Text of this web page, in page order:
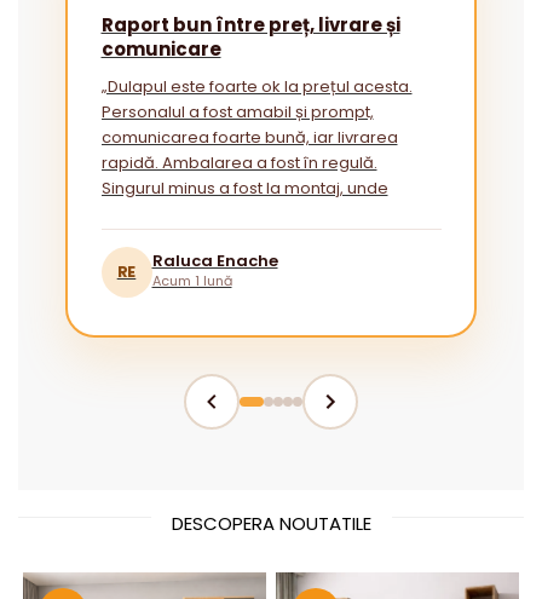
Raport bun între preț, livrare și
comunicare
„Dulapul este foarte ok la prețul acesta.
Personalul a fost amabil și prompt,
comunicarea foarte bună, iar livrarea
rapidă. Ambalarea a fost în regulă.
Singurul minus a fost la montaj, unde
RE
Raluca Enache
Acum 1 lună
DESCOPERA NOUTATILE